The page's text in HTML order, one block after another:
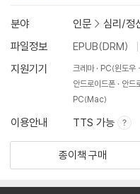
분야 인문 > 심리/정
파일정보
EPUB(DRM)
지원기기
크레마 PC(윈도우
안드로이드폰
안드
PC(Mac)
이용안내 TTS 가능
종이책 구매